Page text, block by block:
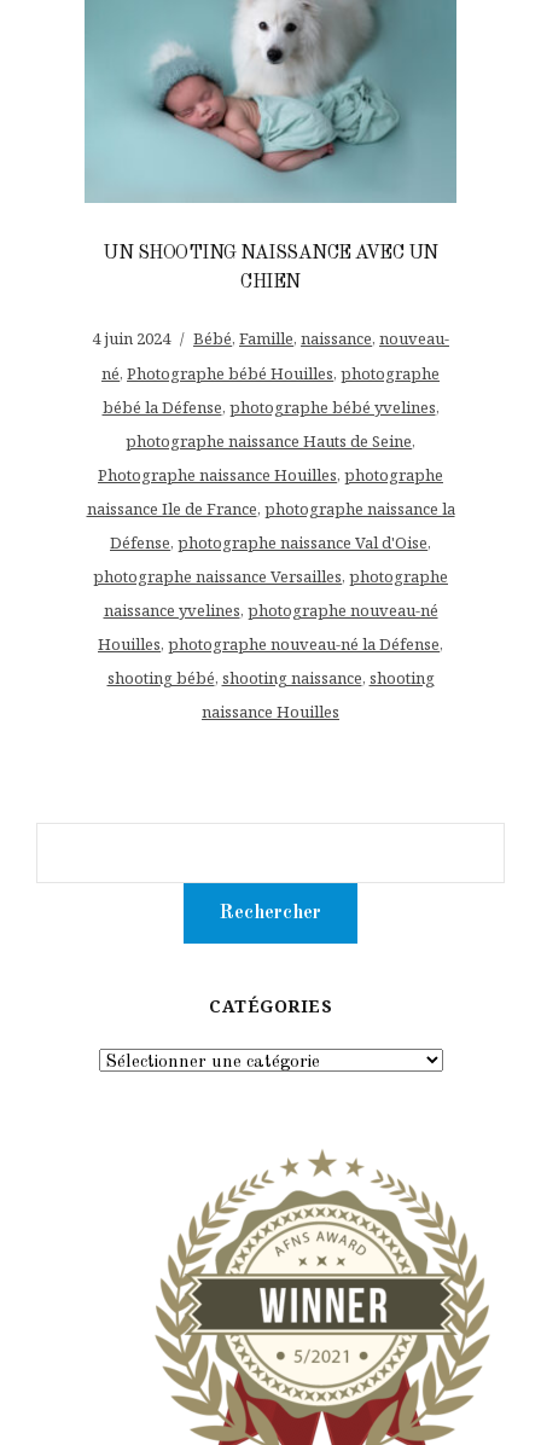
UN SHOOTING NAISSANCE AVEC UN
CHIEN
4 juin 2024 Bébé, Famille, naissance, nouveau-
né, Photographe bébé Houilles, photographe
bébé la Défense, photographe bébé yvelines,
photographe naissance Hauts de Seine,
Photographe naissance Houilles, photographe
naissance Ile de France, photographe naissance la
Défense, photographe naissance Val d'Oise,
photographe naissance Versailles, photographe
naissance yvelines, photographe nouveau-né
Houilles, photographe nouveau-né la Défense,
shooting bébé, shooting naissance, shooting
naissance Houilles
CATÉGORIES